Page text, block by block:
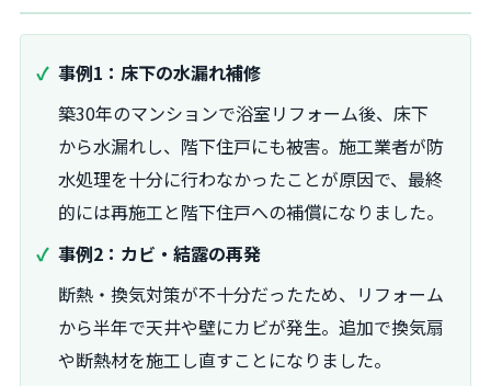
事例1：床下の水漏れ補修
築30年のマンションで浴室リフォーム後、床下
から水漏れし、階下住戸にも被害。施工業者が防
水処理を十分に行わなかったことが原因で、最終
的には再施工と階下住戸への補償になりました。
事例2：カビ・結露の再発
断熱・換気対策が不十分だったため、リフォーム
から半年で天井や壁にカビが発生。追加で換気扇
や断熱材を施工し直すことになりました。